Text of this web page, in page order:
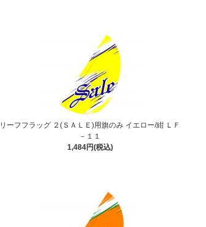
リーフフラッグ ２(ＳＡＬＥ)用旗のみ イエロー/紺 ＬＦ
－１１
1,484円(税込)